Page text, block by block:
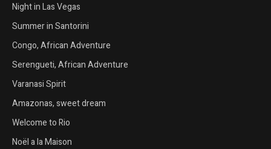
Night in Las Vegas
Summer in Santorini
Congo, African Adventure
Serengueti, African Adventure
Varanasi Spirit
Amazonas, sweet dream
Welcome to Rio
Noël a la Maison